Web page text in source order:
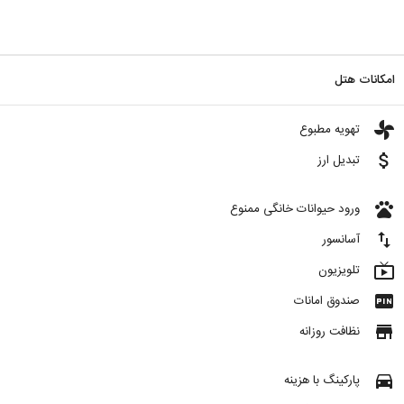
امکانات هتل
toys تهویه مطبوع
attach_money تبدیل ارز
pets ورود حیوانات خانگی ممنوع
import_export آسانسور
live_tv تلویزیون
fiber_pin صندوق امانات
store نظافت روزانه
directions_car پارکینگ با هزینه